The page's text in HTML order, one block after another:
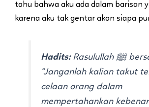
tahu bahwa aku ada dalam barisan
karena aku tak gentar akan siapa
Hadits:Rasulullah ﷺ bersabda,
“Janganlah kalian takut
celaan orang dalam
mempertahankan